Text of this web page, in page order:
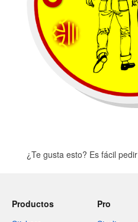
¿Te gusta esto? Es fácil pedir
Productos
Pro